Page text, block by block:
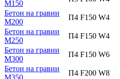
М150
Бетон на гравии
М200
П4 F150 W4
Бетон на гравии
М250
П4 F150 W4
Бетон на гравии
М300
П4 F150 W6
Бетон на гравии
П4 F200 W8